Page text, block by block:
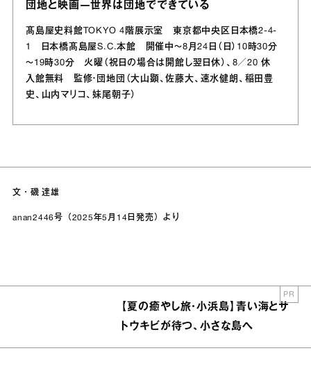
団地と映画―世界は団地でできている
髙島屋史料館TOKYO 4階展示室 東京都中央区日本橋2‐4‐
1 日本橋髙島屋S.C.本館 開催中～8月24日（日）10時30分
～19時30分 火曜（祝日の場合は開館し翌日休）、8／20 休
入館無料 監修・団地団（大山顕、佐藤大、速水健朗、稲田豊
史、山内マリコ、妹尾朝子）
文・磯 達雄
anan2446号（2025年5月14日発売）より
【夏の癒やし旅・小浜島】青い海とサ
トウキビが待つ、小さな島へ
PR